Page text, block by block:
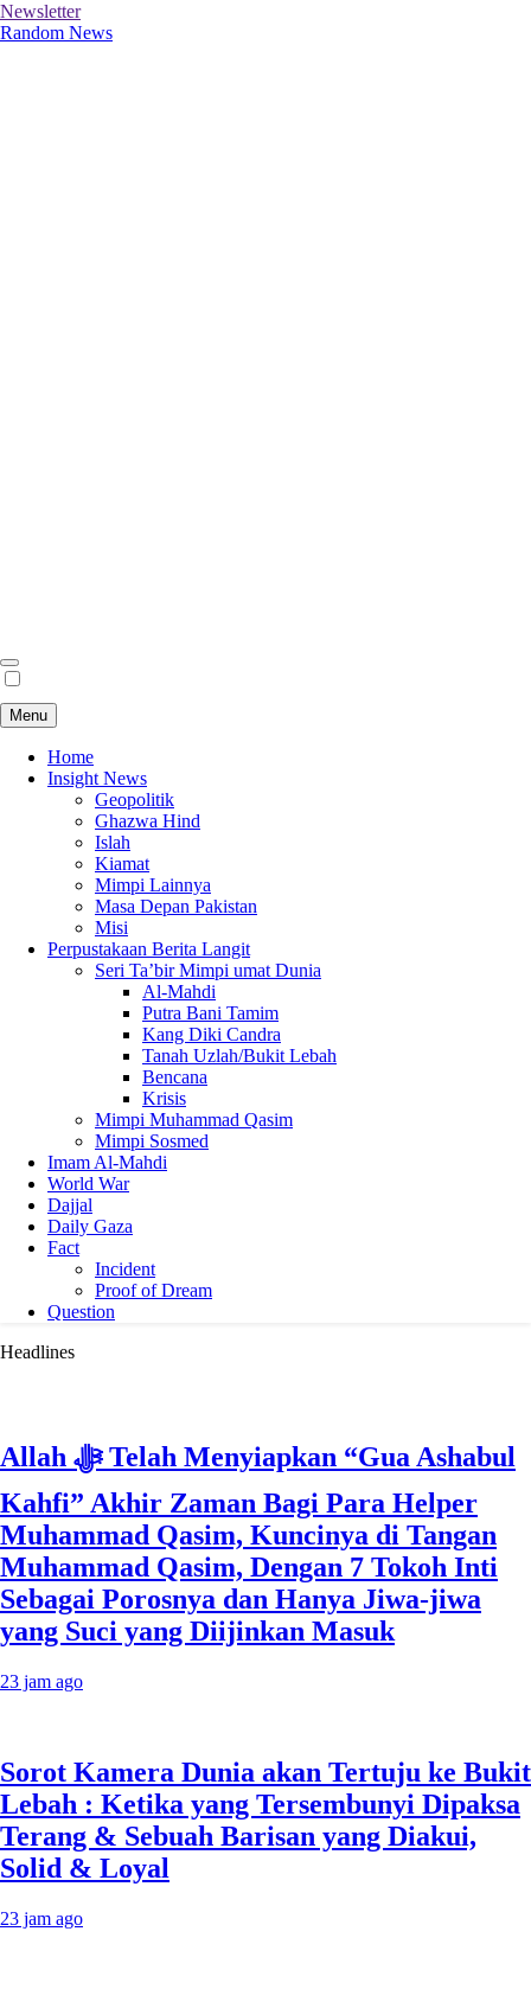
Newsletter
Random News
Menu
Home
Insight News
Geopolitik
Ghazwa Hind
Islah
Kiamat
Mimpi Lainnya
Masa Depan Pakistan
Misi
Perpustakaan Berita Langit
Seri Ta’bir Mimpi umat Dunia
Al-Mahdi
Putra Bani Tamim
Kang Diki Candra
Tanah Uzlah/Bukit Lebah
Bencana
Krisis
Mimpi Muhammad Qasim
Mimpi Sosmed
Imam Al-Mahdi
World War
Dajjal
Daily Gaza
Fact
Incident
Proof of Dream
Question
Headlines
Allah ﷻ Telah Menyiapkan “Gua Ashabul
Kahfi” Akhir Zaman Bagi Para Helper
Muhammad Qasim, Kuncinya di Tangan
Muhammad Qasim, Dengan 7 Tokoh Inti
Sebagai Porosnya dan Hanya Jiwa-jiwa
yang Suci yang Diijinkan Masuk
23 jam ago
Sorot Kamera Dunia akan Tertuju ke Bukit
Lebah : Ketika yang Tersembunyi Dipaksa
Terang & Sebuah Barisan yang Diakui,
Solid & Loyal
23 jam ago